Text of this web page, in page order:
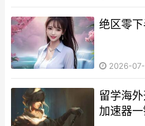
绝区零
2026-
留学海
加速器